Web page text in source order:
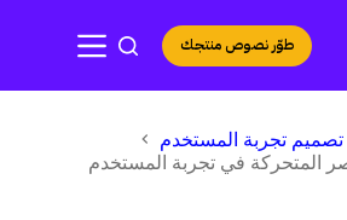
طوّر نصوص منتجك
تصميم تجربة المستخدم
المتحركة في تجربة المستخدم